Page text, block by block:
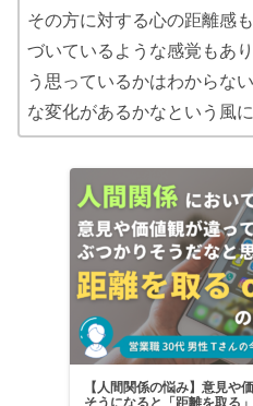
その方に対する心の距離感
づいているような感覚もあ
う思っているかはわからな
な変化があるかなという風に
【人間関係の悩み】意見や
そうになると「距離を取る